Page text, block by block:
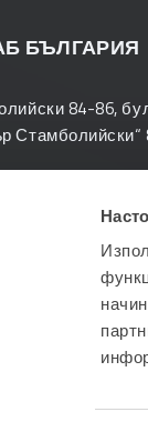
БЪЛГАРИЯ
84-86,
Стамболийски“